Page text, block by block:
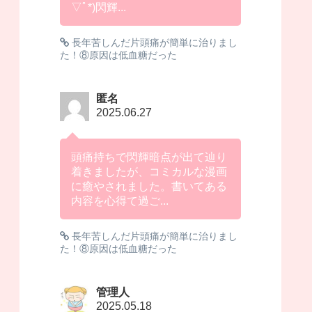
▽ﾟ*)閃輝...
長年苦しんだ片頭痛が簡単に治りまし
た！⑧原因は低血糖だった
匿名
2025.06.27
頭痛持ちで閃輝暗点が出て辿り
着きましたが、コミカルな漫画
に癒やされました。書いてある
内容を心得て過ご...
長年苦しんだ片頭痛が簡単に治りまし
た！⑧原因は低血糖だった
管理人
2025.05.18